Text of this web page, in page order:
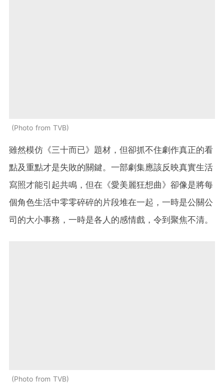
Photo from TVB
雖然模仿《三十而已》題材，但卻抓不住劇作真正的看
點及重點才是失敗的關鍵。一部劇集應該反映真實生活
寫照才能引起共鳴，但在《愛美麗狂想曲》卻像是將每
個角色生活中零零碎碎的片段堆在一起，一時是公關公
司的大小事務，一時是各人的感情戲，令到聚焦不清。
Photo from TVB